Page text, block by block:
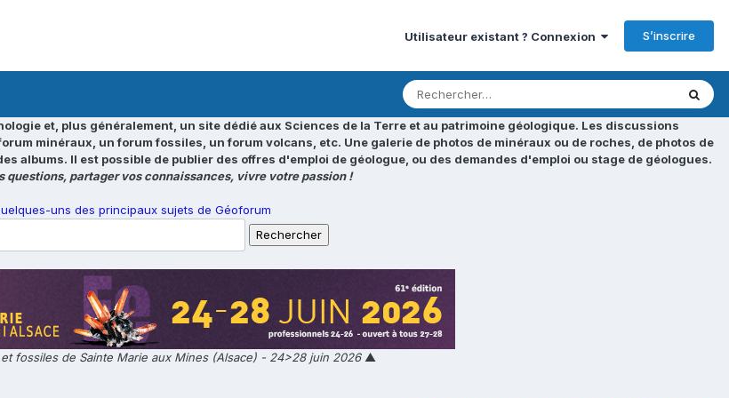
Utilisateur existant ? Connexion S’inscrire
et, plus généralement, un site dédié aux Sciences de la Terre et au patrimoine géologique. Les discussions
minéraux, un forum fossiles, un forum volcans, etc. Une galerie de photos de minéraux ou de roches, de photos de
albums. Il est possible de publier des offres d'emploi de géologue, ou des demandes d'emploi ou stage de géologues.
questions, partager vos connaissances, vivre votre passion !
uns des principaux sujets de Géoforum
fossiles de Sainte Marie aux Mines (Alsace) - 24>28 juin 2026▲